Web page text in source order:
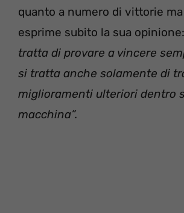
quanto a numero di vittorie ma
esprime subito la sua opinione:
tratta di provare a vincere
si tratta anche solamente di
miglioramenti ulteriori dentro
macchina”.